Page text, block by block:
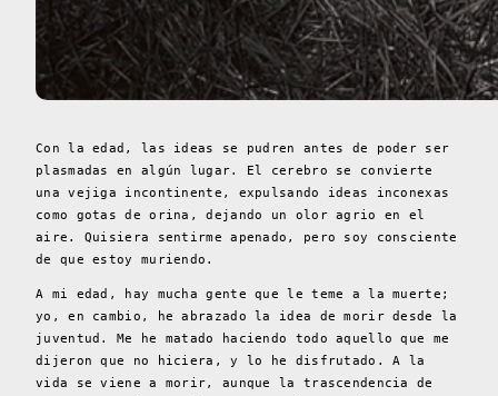
Con la edad, las ideas se pudren antes de poder ser
plasmadas en algún lugar. El cerebro se convierte
una vejiga incontinente, expulsando ideas inconexas
como gotas de orina, dejando un olor agrio en el
aire. Quisiera sentirme apenado, pero soy consciente
de que estoy muriendo.
A mi edad, hay mucha gente que le teme a la muerte;
yo, en cambio, he abrazado la idea de morir desde la
juventud. Me he matado haciendo todo aquello que me
dijeron que no hiciera, y lo he disfrutado. A la
vida se viene a morir, aunque la trascendencia de